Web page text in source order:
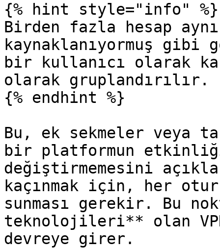
{% hint style="info" %}
Birden fazla hesap
kaynaklanıyormuş gibi
bir kullanıcı olarak
olarak gruplandırılır.
{% endhint %}
Bu, ek sekmeler veya
bir platformun
değiştirmemesini
kaçınmak için, her
sunması gerekir. Bu
teknolojileri** olan
devreye girer.